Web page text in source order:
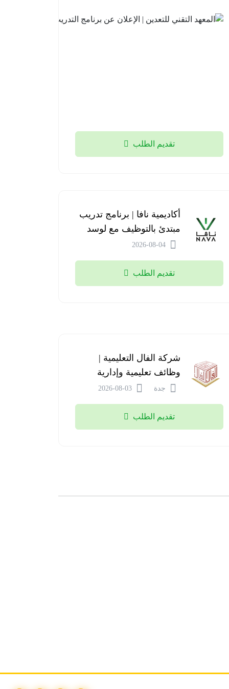
تطوير
تقديم الطلب
أكاديمية نافا | برنامج تدريب
مبتدئ بالتوظيف مع لوسد
تقديم الطلب
شركة الفال التعليمية |
وظائف تعليمية وإدارية
جدة
تقديم الطلب